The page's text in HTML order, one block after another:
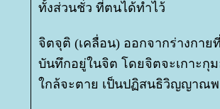
ทั้งส่วนชั่ว ที่ตนได้ทำไว้
จิตจุติ (เคลื่อน) ออกจากร่างกา
บันทึกอยู่ในจิต โดยจิตจะเกาะ
กล้จะตาย เป็นปฏิสนธิวิญญาณพ